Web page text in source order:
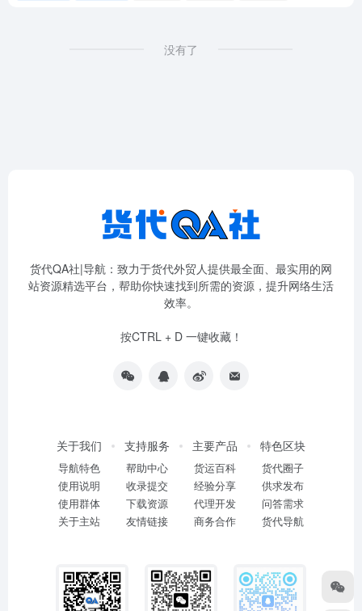
没有了
货代QA社|导航：致力于货代外贸人提供最全面、最实用的网
站资源精选平台，帮助你快速找到所需的资源，提升网络生活
效率。
按CTRL + D 一键收藏！
关于我们
导航特色
使用说明
使用群体
关于主站
支持服务
帮助中心
收录提交
下载资源
友情链接
主要产品
货运百科
经验分享
代理开发
商务合作
特色区块
货代圈子
供求发布
问答需求
货代导航